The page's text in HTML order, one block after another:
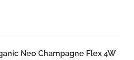
Neo Champagne Flex 4W